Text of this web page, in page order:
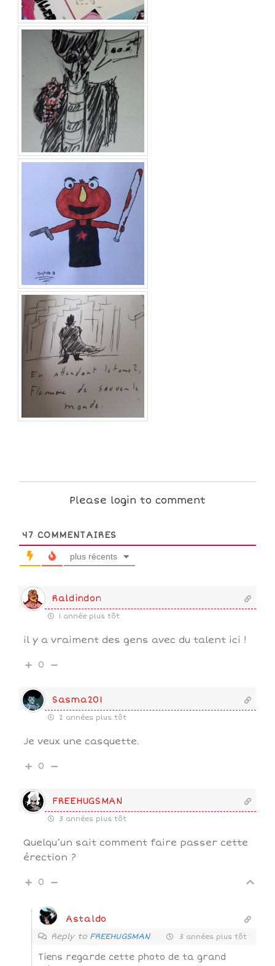
Please login to comment
47 COMMENTAIRES
plus récents
Raldindon
1 année plus tôt
il y a vraiment des gens avec du talent ici !
0
Sasma201
2 années plus tôt
Je veux une casquette.
0
FREEHUGSMAN
3 années plus tôt
Quelqu’un sait comment faire passer cette
érection ?
0
Astaldo
Reply to FREEHUGSMAN 3 années plus tôt
Tiens regarde cette photo de ta grand